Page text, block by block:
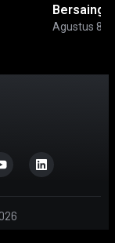
Bersaing
Agustus 8,